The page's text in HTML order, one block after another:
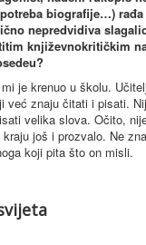
biografije…)
nepredvidiva
književnokritičkim
je krenuo u školu.
već znaju čitati i pisati.
velika slova. Očito,
još i prozvalo. Ne
koji pita što on misli.